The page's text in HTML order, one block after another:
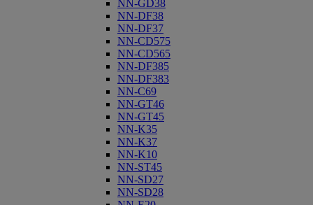
NN-GD38
NN-DF38
NN-DF37
NN-CD575
NN-CD565
NN-DF385
NN-DF383
NN-C69
NN-GT46
NN-GT45
NN-K35
NN-K37
NN-K10
NN-ST45
NN-SD27
NN-SD28